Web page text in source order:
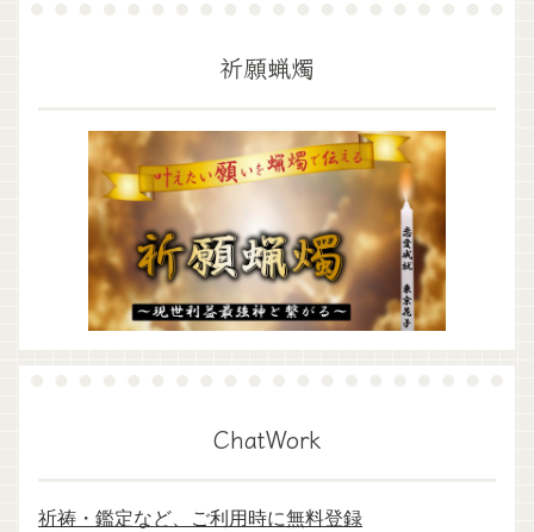
祈願蝋燭
ChatWork
祈祷・鑑定など、ご利用時に無料登録